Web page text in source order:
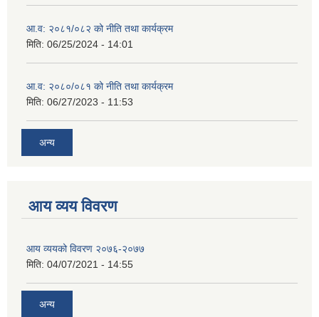
आ.व: २०८१/०८२ को नीति तथा कार्यक्रम
मिति: 06/25/2024 - 14:01
आ.व: २०८०/०८१ को नीति तथा कार्यक्रम
मिति: 06/27/2023 - 11:53
अन्य
आय व्यय विवरण
आय व्ययको विवरण २०७६-२०७७
मिति: 04/07/2021 - 14:55
अन्य